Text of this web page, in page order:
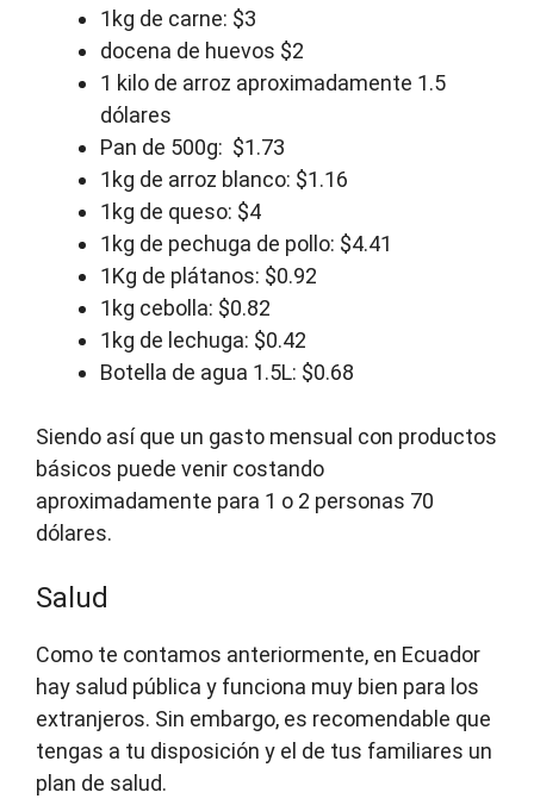
1kg de carne: $3
docena de huevos $2
1 kilo de arroz aproximadamente 1.5
dólares
Pan de 500g: $1.73
1kg de arroz blanco: $1.16
1kg de queso: $4
1kg de pechuga de pollo: $4.41
1Kg de plátanos: $0.92
1kg cebolla: $0.82
1kg de lechuga: $0.42
Botella de agua 1.5L: $0.68
Siendo así que un gasto mensual con productos
básicos puede venir costando
aproximadamente para 1 o 2 personas 70
dólares.
Salud
Como te contamos anteriormente, en Ecuador
hay salud pública y funciona muy bien para los
extranjeros. Sin embargo, es recomendable que
tengas a tu disposición y el de tus familiares un
plan de salud.